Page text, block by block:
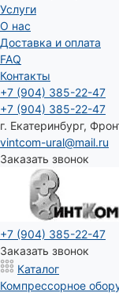
Услуги
О нас
Доставка и оплата
FAQ
Контакты
+7 (904) 385-22-47
+7 (904) 385-22-47
г. Екатеринбург,
vintcom-ural@mail.ru
Заказать звонок
+7 (904) 385-22-47
Заказать звонок
Каталог
Компрессорное